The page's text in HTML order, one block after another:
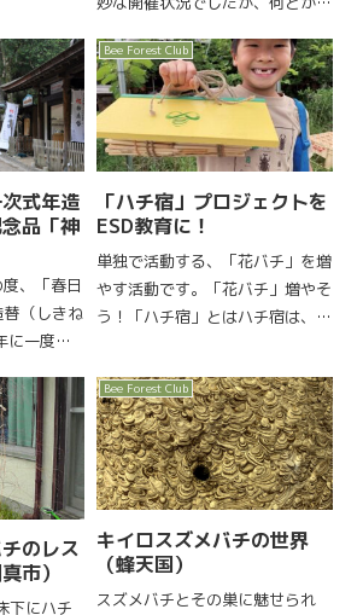
でいる人
ミツバチ
日本には
カから...
ミツバチ（ニホンミツバチ）と触
れ合う体験！です。元気に飛んで
いくミツバチたち。蜂蜜を薄めた
液を手に付けて、ミツバチを...
式年造
品「神
、「春日
（しきね
に一度執
自然農園
の「神代
祝 公式記
する...
Bee Forest Club
「ハチ宿」プロジェクトを
ESD教育に！
単独で活動する、「花バチ」を増
やす活動です。「花バチ」増やそ
う！「ハチ宿」とはハチ宿は、川
細い竹などを切って束ねてセット
します。そして、森や農園、家の
周りにぶら下げていると春夏秋冬
に花の蜜や花粉を食べる「花バ
チ...
のレス
市）
下にハチ
Bee Forest Club
キイロスズメバチの世界
（蜂天国）
スズメバチとその巣に魅せられ